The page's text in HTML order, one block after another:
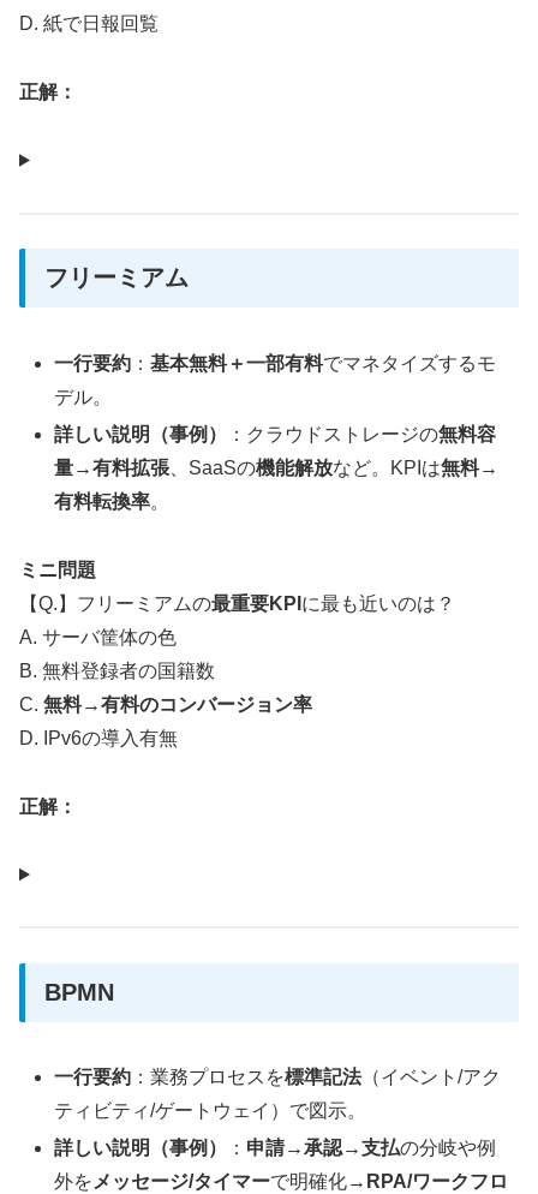
D. 紙で日報回覧
正解：
フリーミアム
一行要約 ：基本無料＋一部有料でマネタイズするモ
デル。
詳しい説明（事例）
：クラウドストレージの無料容
量→有料拡張 、SaaSの機能解放など。KPIは無料→
有料転換率。
ミニ問題
【Q.】フリーミアムの最重要KPI に最も近いのは？
A. サーバ筐体の色
B. 無料登録者の国籍数
C. 無料→有料のコンバージョン率
D. IPv6の導入有無
正解：
BPMN
一行要約 ：業務プロセスを標準記法（イベント/アク
ティビティ/ゲートウェイ）で図示。
詳しい説明（事例）
： 申請→承認→支払の分岐や例
外をメッセージ/タイマーで明確化→ RPA/ワークフロ